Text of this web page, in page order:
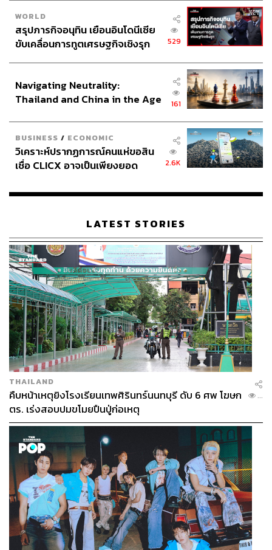
ซึ่งกลายเป็นจุดเริ่มต้นของเส้นทางการเมืองบทใหม่ในพรรค
ภูมิใจไทย
เจเศรษฐ์ ไทยเศรษฐ์ มท.3
กำกับดูแล กรมป้องกันและบรรเทาสาธารณภัย (ปภ.)
กรมโยธาธิการและผังเมือง การประปาส่วนภูมิภาค การ
ประปานครหลวง
ภาพ:ศวิตา พูลเสถียร
ขณะที่ เจเศรษฐ์ ไทยเศรษฐ์ สส. อุทัยธานี 3 สมัย หรือ มท.3
เป็นบุตรชายของ มนัญญา ไทยเศรษฐ์ อดีตรัฐมนตรีช่วย
ว่าการกระทรวงเกษตรและสหกรณ์ และหลานชายของ
ชาดา ไทยเศรษฐ์ อดีตรัฐมนตรีช่วยว่าการกระทรวง
มหาดไทย และผู้แทนฯคนอุทัยธานี 5 สมัย
เจเศรษฐ์ บอกกับ THE STANDARD ว่า การเมืองไม่ใช่อาชีพ
ที่เลือกในภายหลัง แต่เป็นเส้นทางที่เติบโตมาพร้อมชีวิต “ผม
ไม่เคยทำอาชีพอื่น นอกจากนักการเมือง”
เขายอมรับว่า ครอบครัวการเมือง โดยเฉพาะการท้องถิ่น มี
พ่อเป็นผู้ใหญ่บ้าน ในยุคที่ผู้ใหญ่บ้านยังเป็นศูนย์กลางของ
ชุมชน ก่อนยุคอินเทอร์เน็ต ผู้คนที่ต้องการถามทางหรือขอ
ความช่วยเหลือ ต่างต้องเดินมาหาผู้ใหญ่บ้าน
ต่อมาแม่เข้ามาดำรงตำแหน่งนายกเทศมนตรี และนั่นทำให้
เขาเริ่มเรียนรู้งานการเมืองและงานบริหารท้องถิ่นอย่าง
WORLD
สรุปภารกิจอนุทิน เยือนอินโดนีเซีย
ขับเคลื่อนการทูตเศรษฐกิจเชิงรุก
529
Navigating Neutrality:
Thailand and China in the Age
161
BUSINESS / ECONOMIC
วิเคราะห์ปรากฏการณ์คนแห่ขอสิน
เชื่อ CLICX อาจเป็นเพียงยอด
เรือนไทยที่ถูกซุกไว้
2.6K
LATEST STORIES
THAILAND
คืบหน้าเหตุยิงโรงเรียนเทพศิรินทร์นนทบุรี ดับ 6 ศพ โฆษก
ตร. เร่งสอบปมขโมยปืนปู่ก่อเหตุ
...